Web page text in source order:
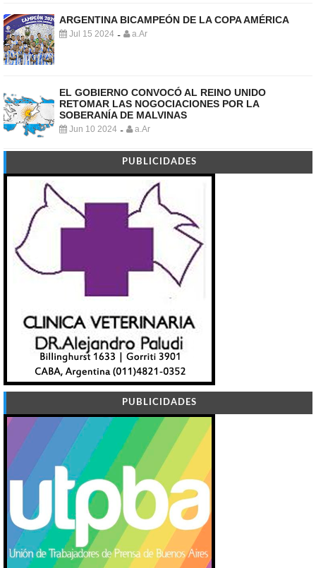
ARGENTINA BICAMPEÓN DE LA COPA AMÉRICA
Jul 15 2024 - a.Ar
EL GOBIERNO CONVOCÓ AL REINO UNIDO
RETOMAR LAS NOGOCIACIONES POR LA
SOBERANÍA DE MALVINAS
Jun 10 2024 - a.Ar
PUBLICIDADES
PUBLICIDADES